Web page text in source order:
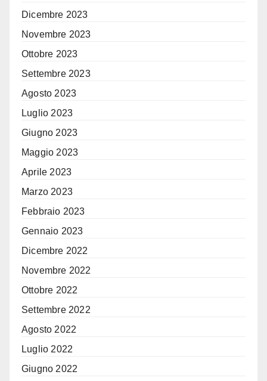
Dicembre 2023
Novembre 2023
Ottobre 2023
Settembre 2023
Agosto 2023
Luglio 2023
Giugno 2023
Maggio 2023
Aprile 2023
Marzo 2023
Febbraio 2023
Gennaio 2023
Dicembre 2022
Novembre 2022
Ottobre 2022
Settembre 2022
Agosto 2022
Luglio 2022
Giugno 2022